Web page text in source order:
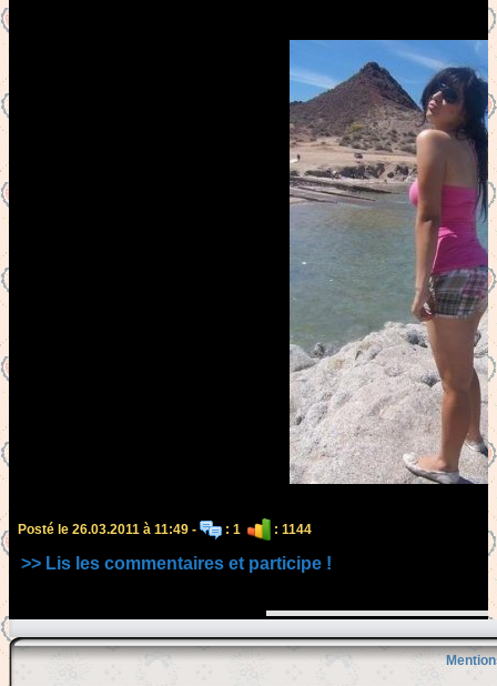
Posté le 26.03.2011 à 11:49 - : 1 : 1144
>> Lis les commentaires et participe !